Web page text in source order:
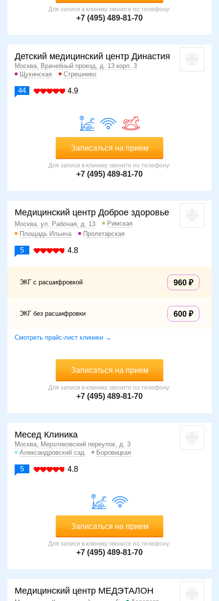
Для записи в клинику звоните по телефону:
+7 (495) 489-81-70
Детский медицинский центр Династия
Москва, Врачебный проезд, д. 13 корп. 3
Щукинская
Стрешнево
44 4.9
Записаться на прием
Для записи в клинику звоните по телефону:
+7 (495) 489-81-70
Медицинский центр Доброе здоровье
Москва, ул. Рабочая, д. 13
Римская
Площадь Ильича
Пролетарская
5 4.8
ЭКГ с расшифровкой 960
ЭКГ без расшифровки 600
Смотреть прайс-лист клиники →
Записаться на прием
Для записи в клинику звоните по телефону:
+7 (495) 489-81-70
Месед Клиника
Москва, Мерзляковский переулок, д. 3
Александровский сад
Боровицкая
5 4.8
Записаться на прием
Для записи в клинику звоните по телефону:
+7 (495) 489-81-70
Медицинский центр МЕДЭТАЛОН